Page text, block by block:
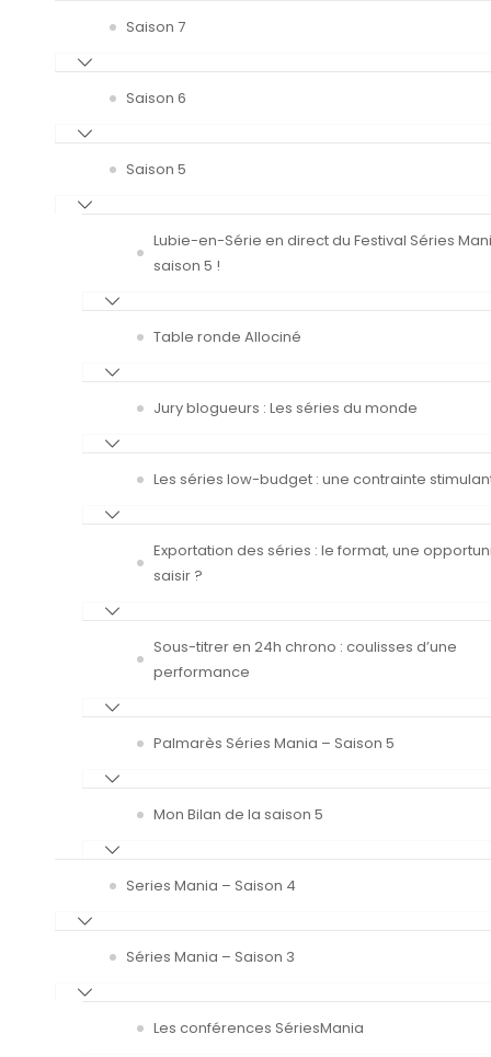
Saison 7
Saison 6
Saison 5
Lubie-en-Série en direct du Festival Séries
saison 5 !
Table ronde Allociné
Jury blogueurs : Les séries du monde
Les séries low-budget : une contrainte
Exportation des séries : le format, une
saisir ?
Sous-titrer en 24h chrono : coulisses d’une
performance
Palmarès Séries Mania – Saison 5
Mon Bilan de la saison 5
Series Mania – Saison 4
Séries Mania – Saison 3
Les conférences SériesMania